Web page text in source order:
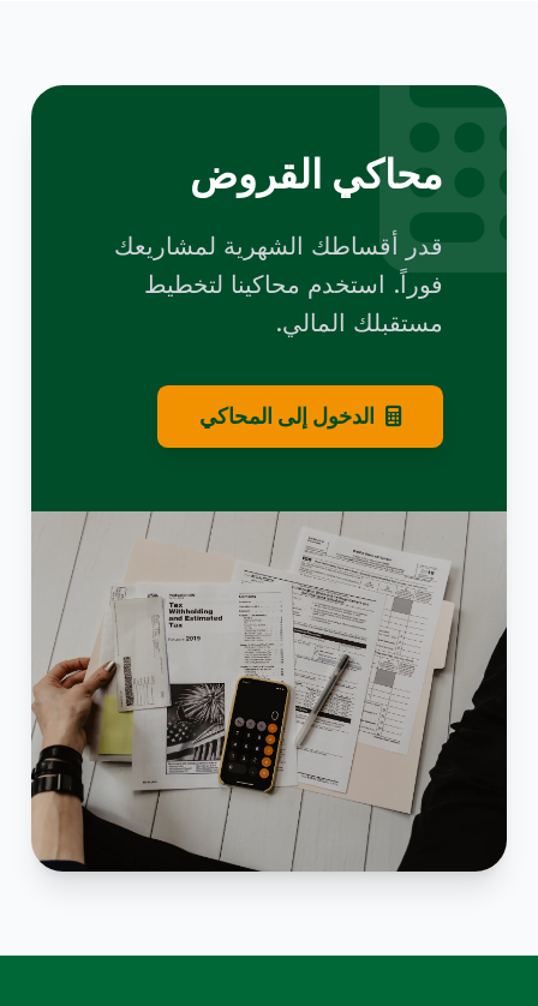
محاكي القروض
قدر أقساطك الشهرية لمشاريعك
فوراً. استخدم محاكينا لتخطيط
مستقبلك المالي.
الدخول إلى المحاكي